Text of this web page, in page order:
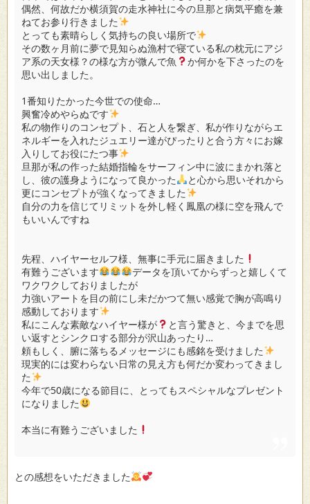
偶然、何故だか横須賀の走水神社に今の旦那と病気平癒を兼
ねてお参り行きました
とっても素晴らしく気持ちの良い場所で
その数ヶ月前に夢で見知らぬ漁村で寝ている私の枕元にアジ
ア系の天女様？の様な方が微んで魚
か何かを下さったのを
思い出しました。
1番知りたかった今世での使命…
興奮冷めやらぬです
私の物作りのコンセプト、石と人を繋ぎ、私が作りながらエ
ネルギーを入れたジュエリー達がぴったりと合う方々にお嫁
入りしてお役にたつ事
旦那が私の作った結婚指輪をサーフィン中に波にまかれ落と
し、彼の護身ようになって良かった
と心から思いそれから
更にコンセプトが強くなってきました
自分の力を信じてリミットを外し軽く鳳凰の様に空を飛んで
もいいんですね
先程、ハイヤーセルフ様、無事に手元に届きました
有難うございます
データを頂いてからずっと嬉しくて
ワクワクしておりましたが
力強いアートを目の前にし未だかつて無い感覚で胸が高鳴り
感動しております
私にこんな素敵なハイヤー様が
と言う驚きと、今までを思
い返すとシンクロする部分が沢山あったり…
頼もしく、腑に落ちるメッセージにも感銘を受けました
現実的には変わらない日常の見え方も何だか変わってきまし
た
今年で50歳になる節目に、とってもスペシャルなプレゼント
になりました
本当に有難うございました
との感想をいただきました